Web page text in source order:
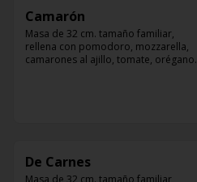
Camarón
Masa de 32 cm. tamaño familiar,
rellena con pomodoro, mozzarella,
camarones al ajillo, tomate, orégano.
De Carnes
Masa de 32 cm. tamaño familiar,